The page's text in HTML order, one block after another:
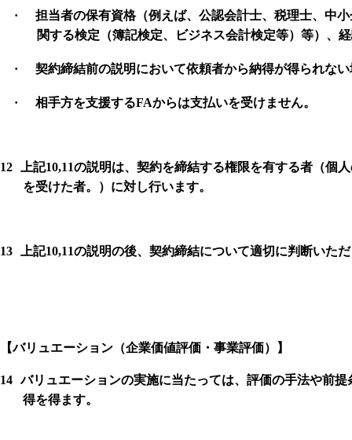
·
担当者の保有資格（例えば、公認会計士、税理士、中
関する検定（簿記検定、ビジネス会計検定等）等）、
· 契約締結前の説明において依頼者から納得が得られな
· 相手方を支援するFAからは支払いを受けません。
12 上記10,11の説明は、契約を締結する権限を有する者（個
を受けた者。）に対し行います。
13 上記10,11の説明の後、契約締結について適切に判断いた
【バリュエーション（企業価値評価・事業評価）】
14 バリュエーションの実施に当たっては、評価の手法や前
得を得ます。